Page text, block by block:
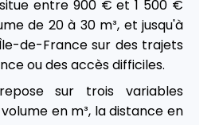
entre 900 € et 1 500 €
de 20 à 30 m³, et jusqu'à
de-France sur des trajets
ou des accès difficiles.
sur trois variables
en m³, la distance en